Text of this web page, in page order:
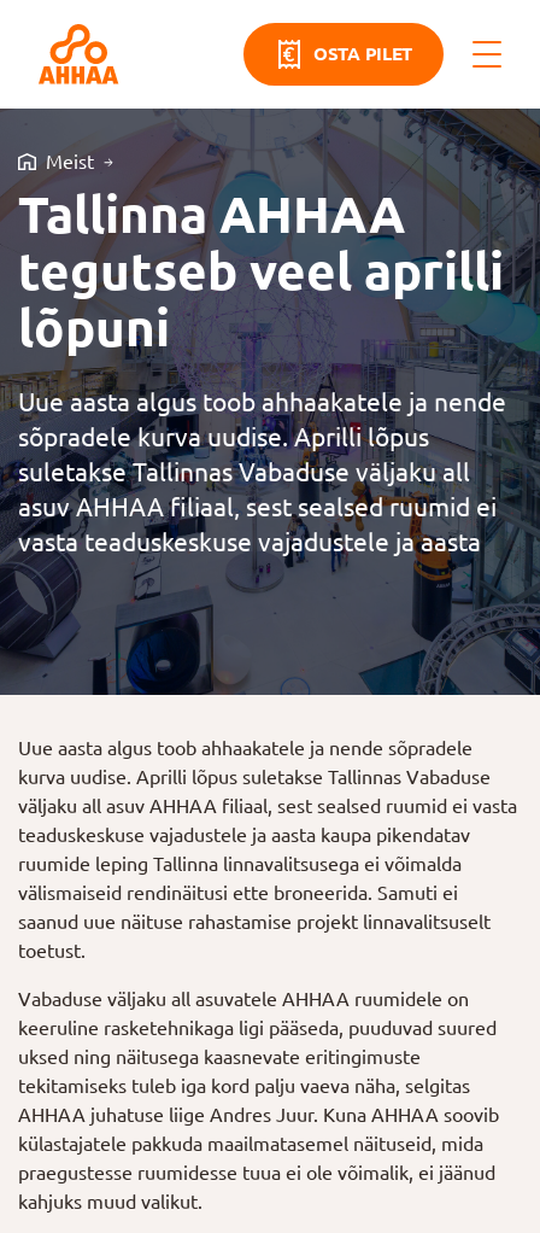
OSTA PILET
Meist
Tallinna AHHAA
tegutseb veel aprilli
lõpuni
Uue aasta algus toob ahhaakatele ja nende
sõpradele kurva uudise. Aprilli lõpus
suletakse Tallinnas Vabaduse väljaku all
asuv AHHAA filiaal, sest sealsed ruumid ei
vasta teaduskeskuse vajadustele ja aasta
Uue aasta algus toob ahhaakatele ja nende sõpradele
kurva uudise. Aprilli lõpus suletakse Tallinnas Vabaduse
väljaku all asuv AHHAA filiaal, sest sealsed ruumid ei vasta
teaduskeskuse vajadustele ja aasta kaupa pikendatav
ruumide leping Tallinna linnavalitsusega ei võimalda
välismaiseid rendinäitusi ette broneerida. Samuti ei
saanud uue näituse rahastamise projekt linnavalitsuselt
toetust.
Vabaduse väljaku all asuvatele AHHAA ruumidele on
keeruline rasketehnikaga ligi pääseda, puuduvad suured
uksed ning näitusega kaasnevate eritingimuste
tekitamiseks tuleb iga kord palju vaeva näha, selgitas
AHHAA juhatuse liige Andres Juur. Kuna AHHAA soovib
külastajatele pakkuda maailmatasemel näituseid, mida
praegustesse ruumidesse tuua ei ole võimalik, ei jäänud
kahjuks muud valikut.